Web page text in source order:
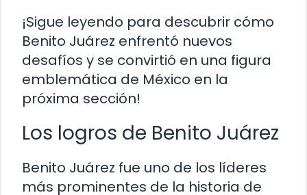
¡Sigue leyendo para descubrir cómo
Benito Juárez enfrentó nuevos
desafíos y se convirtió en una figura
emblemática de México en la
próxima sección!
Los logros de Benito Juárez
Benito Juárez fue uno de los líderes
más prominentes de la historia de